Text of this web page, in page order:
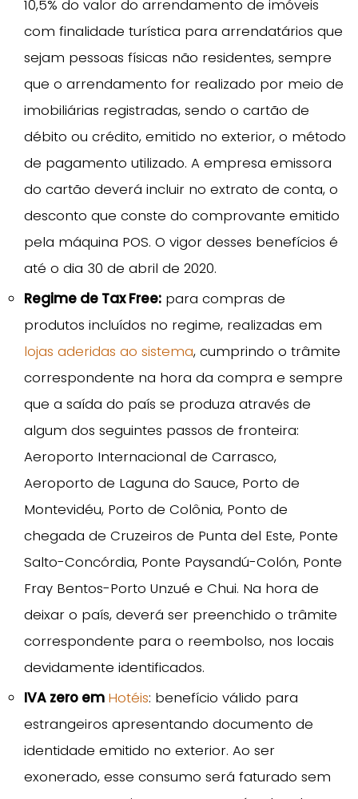
10,5% do valor do arrendamento de imóveis
com finalidade turística para arrendatários que
sejam pessoas físicas não residentes, sempre
que o arrendamento for realizado por meio de
imobiliárias registradas, sendo o cartão de
débito ou crédito, emitido no exterior, o método
de pagamento utilizado. A empresa emissora
do cartão deverá incluir no extrato de conta, o
desconto que conste do comprovante emitido
pela máquina POS. O vigor desses benefícios é
até o dia 30 de abril de 2020.
Regime de Tax Free: para compras de
produtos incluídos no regime, realizadas em
lojas aderidas ao sistema, cumprindo o trâmite
correspondente na hora da compra e sempre
que a saída do país se produza através de
algum dos seguintes passos de fronteira:
Aeroporto Internacional de Carrasco,
Aeroporto de Laguna do Sauce, Porto de
Montevidéu, Porto de Colônia, Ponto de
chegada de Cruzeiros de Punta del Este, Ponte
Salto-Concórdia, Ponte Paysandú-Colón, Ponte
Fray Bentos-Porto Unzué e Chui. Na hora de
deixar o país, deverá ser preenchido o trâmite
correspondente para o reembolso, nos locais
devidamente identificados.
IVA zero em Hotéis: benefício válido para
estrangeiros apresentando documento de
identidade emitido no exterior. Ao ser
exonerado, esse consumo será faturado sem